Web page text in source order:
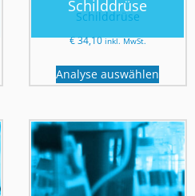
Schilddrüse
Schilddrüse
€34,10 inkl. MwSt.
Analyse auswählen